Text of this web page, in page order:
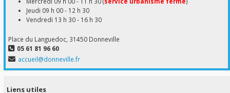
Jeudi 09 h 00 - 12 h 30
Vendredi 13 h 30 - 16 h 30
Place du Languedoc, 31450 Donneville
05 61 81 96 60
accueil@donneville.fr
Liens utiles